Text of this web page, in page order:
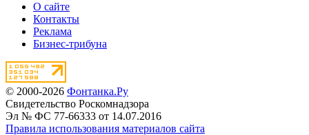
О сайте
Контакты
Реклама
Бизнес-трибуна
© 2000-2026 Фонтанка.Ру
Свидетельство Роскомнадзора
Эл № ФС 77-66333 от 14.07.2016
Правила использования материалов сайта